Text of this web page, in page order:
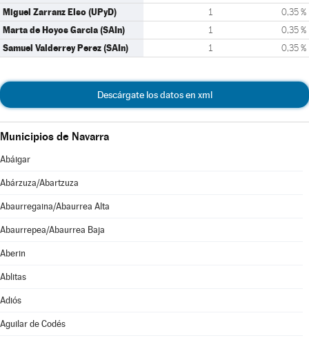
Miguel Zarranz Elso (UPyD) 1 0,35 %
Marta de Hoyos Garcia (SAIn) 1 0,35 %
Samuel Valderrey Perez (SAIn) 1 0,35 %
Descárgate los datos en xml
Municipios de Navarra
Abáigar
Abárzuza/Abartzuza
Abaurregaina/Abaurrea Alta
Abaurrepea/Abaurrea Baja
Aberin
Ablitas
Adiós
Aguilar de Codés